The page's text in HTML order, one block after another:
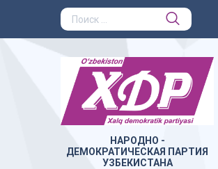
НАРОДНО -
ДЕМОКРАТИЧЕСКАЯ ПАРТИЯ
УЗБЕКИСТАНА